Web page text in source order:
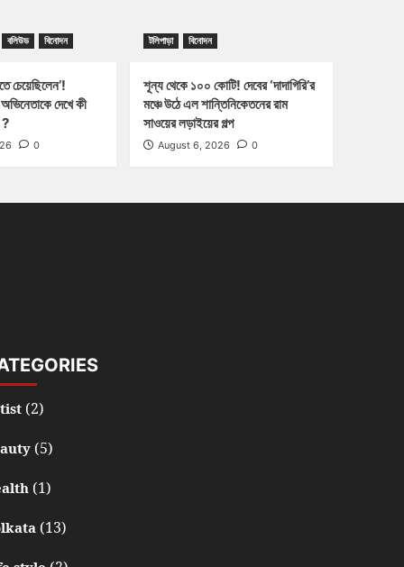
বলিউড বিনোদন
চেয়েছিলেন’!
দেখে কী
?
0
টলিপাড়া বিনোদন
শূন্য থেকে ১০০ কোটি! দেবের ‘দাদাগিরি’র
মঞ্চে উঠে এল শান্তিনিকেতনের রাম
সাওয়ের লড়াইয়ের গল্প
August 6, 2026 0
(2)
(5)
(1)
(13)